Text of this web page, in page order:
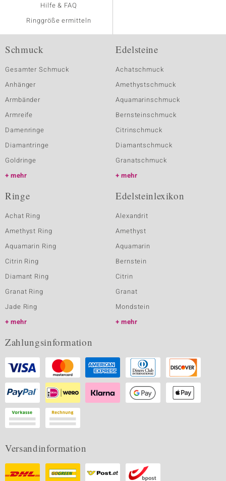
Hilfe & FAQ
Ringgröße ermitteln
Schmuck
Gesamter Schmuck
Anhänger
Armbänder
Armreife
Damenringe
Diamantringe
Goldringe
mehr
Edelsteine
Achatschmuck
Amethystschmuck
Aquamarinschmuck
Bernsteinschmuck
Citrinschmuck
Diamantschmuck
Granatschmuck
mehr
Ringe
Achat Ring
Amethyst Ring
Aquamarin Ring
Citrin Ring
Diamant Ring
Granat Ring
Jade Ring
mehr
Edelsteinlexikon
Alexandrit
Amethyst
Aquamarin
Bernstein
Citrin
Granat
Mondstein
mehr
Zahlungsinformation
Versandinformation